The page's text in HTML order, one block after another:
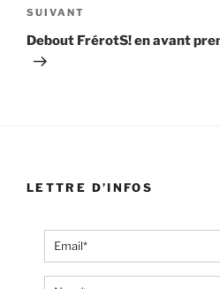
Article
suivant
SUIVANT
Debout FrérotS! en avant
LETTRE D’INFOS